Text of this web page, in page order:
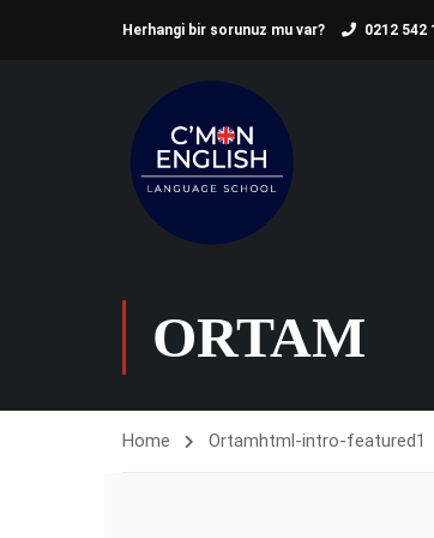
Herhangi bir sorunuz mu var? 0212 542
ORTAM
Home Ortamhtml-intro-featured1